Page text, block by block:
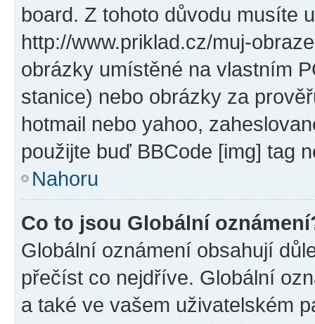
board. Z tohoto důvodu musíte
http://www.priklad.cz/muj-
obrázky umístěné na vlastním
stanice) nebo obrázky za
hotmail nebo yahoo,
použijte buď BBCode [img] tag
Nahoru
Co to jsou Globální
Globální oznámení obsahují
přečíst co nejdříve. Globální
a také ve vašem uživatelském